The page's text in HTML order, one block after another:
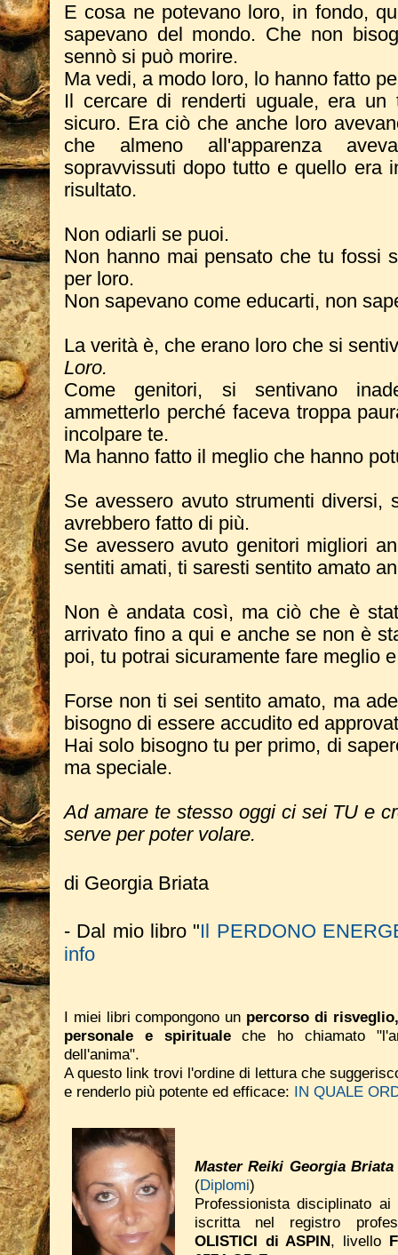
E cosa ne potevano loro, in fondo,
sapevano del mondo. Che non
sennò si può morire.
Ma vedi, a modo loro, lo hanno fatto
Il cercare di renderti uguale, era un
sicuro. Era ciò che anche loro
che almeno all'apparenza
sopravvissuti dopo tutto e quello era
risultato.
Non odiarli se puoi.
Non hanno mai pensato che tu fossi
per loro.
Non sapevano come educarti, non
La verità è, che erano loro che si
Loro.
Come genitori, si sentivano
ammetterlo perché faceva troppa
incolpare te.
Ma hanno fatto il meglio che hanno
Se avessero avuto strumenti diversi,
avrebbero fatto di più.
Se avessero avuto genitori migliori
sentiti amati, ti saresti sentito amato
Non è andata così, ma ciò che è
arrivato fino a qui e anche se non è
poi, tu potrai sicuramente fare meglio
Forse non ti sei sentito amato, ma
bisogno di essere accudito ed
Hai solo bisogno tu per primo, di
ma speciale.
Ad amare te stesso oggi ci sei TU e
serve per poter volare.
di Georgia Briata
- Dal mio libro "Il PERDONO
info
I miei libri compongono un percorso di
personale e spiritualeche ho chiamato
dell'anima".
A questo link trovi l'ordine di lettura che
e renderlo più potente ed efficace: IN QUALE
Master Reiki Georgia Briata
(Diplomi)
Professionista disciplinato
iscritta nel registro
OLISTICI di ASPIN, livello